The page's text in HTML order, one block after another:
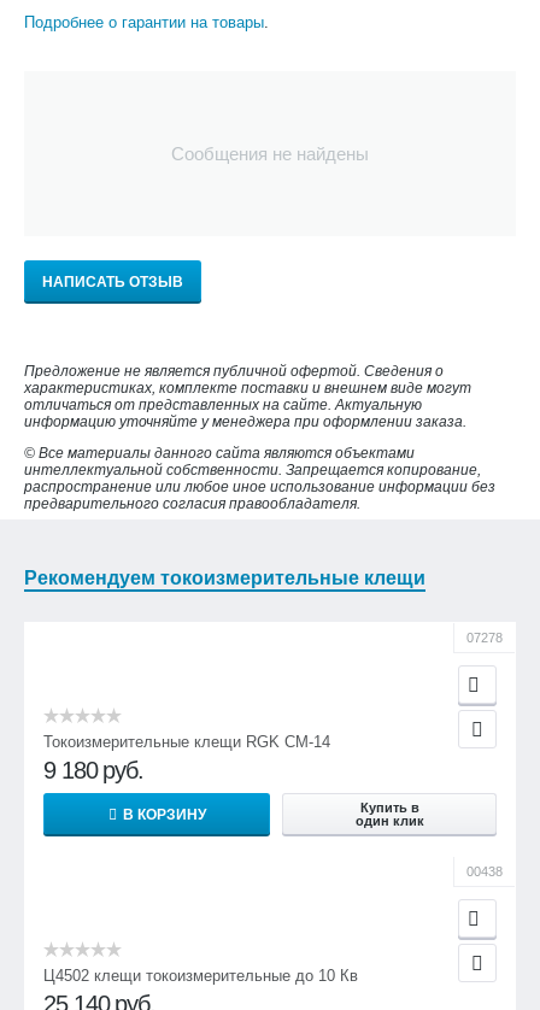
Подробнее о гарантии на товары
Сообщения не найдены
НАПИСАТЬ ОТЗЫВ
Предложение не является публичной офертой. Сведения о
характеристиках, комплекте поставки и внешнем виде могут
отличаться от представленных на сайте. Актуальную
информацию уточняйте у менеджера при оформлении заказа.
© Все материалы данного сайта являются объектами
интеллектуальной собственности. Запрещается копирование,
распространение или любое иное использование информации без
предварительного согласия правообладателя.
Рекомендуем токоизмерительные клещи
07278
Токоизмерительные клещи RGK CM-14
9 180 руб.
В КОРЗИНУ
Купить в
один клик
00438
Ц4502 клещи токоизмерительные до 10 Кв
25 140 руб.